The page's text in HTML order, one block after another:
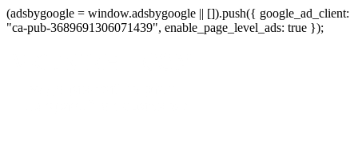
(adsbygoogle = window.adsbygoogle || []).push({ google_ad_client:
"ca-pub-3689691306071439", enable_page_level_ads: true });